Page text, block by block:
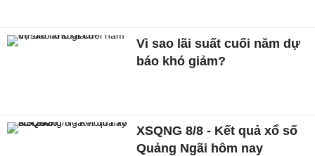
Vì sao lãi suất cuối năm dự
báo khó giảm?
XSQNG 8/8 - Kết quả xổ số
Quảng Ngãi hôm nay